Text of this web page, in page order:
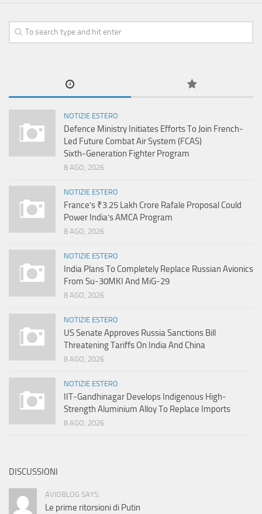
NOTIZIE ESTERO
Defence Ministry Initiates Efforts To Join French-
Led Future Combat Air System (FCAS)
Sixth‑Generation Fighter Program
8 AGO, 2026
NOTIZIE ESTERO
France’s ₹3.25 Lakh Crore Rafale Proposal Could
Power India’s AMCA Program
8 AGO, 2026
NOTIZIE ESTERO
India Plans To Completely Replace Russian Avionics
From Su-30MKI And MiG-29
8 AGO, 2026
NOTIZIE ESTERO
US Senate Approves Russia Sanctions Bill
Threatening Tariffs On India And China
8 AGO, 2026
NOTIZIE ESTERO
IIT-Gandhinagar Develops Indigenous High-
Strength Aluminium Alloy To Replace Imports
8 AGO, 2026
DISCUSSIONI
AVIOBLOG SAYS:
Le prime ritorsioni di Putin